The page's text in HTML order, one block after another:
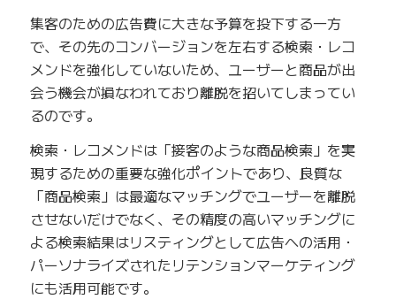
集客のための広告費に大きな予算を投下する一方
で、その先のコンバージョンを左右する検索・レコ
メンドを強化していないため、ユーザーと商品が出
会う機会が損なわれており離脱を招いてしまってい
るのです。
検索・レコメンドは「接客のような商品検索」を実
現するための重要な強化ポイントであり、良質な
「商品検索」は最適なマッチングでユーザーを離脱
させないだけでなく、その精度の高いマッチングに
よる検索結果はリスティングとして広告への活用・
パーソナライズされたリテンションマーケティング
にも活用可能です。